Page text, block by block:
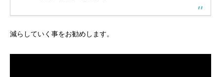
減らしていく事をお勧めします。